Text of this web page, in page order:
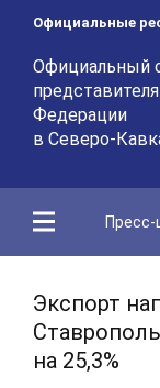
Официальные
Официальный
Федерации
в Северо-
Пресс-
Экспорт
на 25,3%